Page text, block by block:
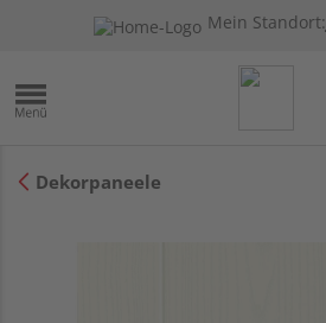
Mein Standort:
Dekorpaneele